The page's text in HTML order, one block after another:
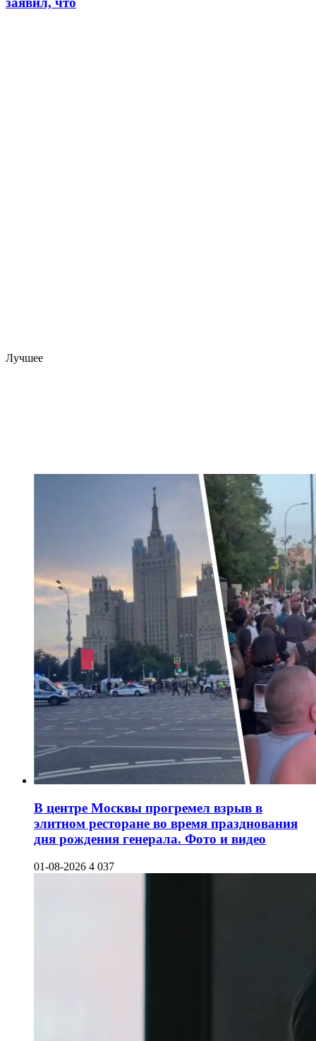
Лучшее
В центре Москвы прогремел взрыв в
элитном ресторане во время празднования
дня рождения генерала. Фото и видео
01-08-2026 4 037